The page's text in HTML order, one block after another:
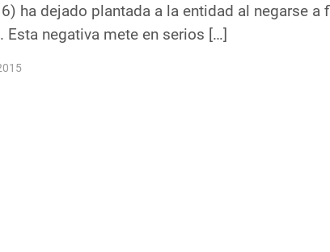
ha dejado plantada a la entidad al negarse
Esta negativa mete en serios […]